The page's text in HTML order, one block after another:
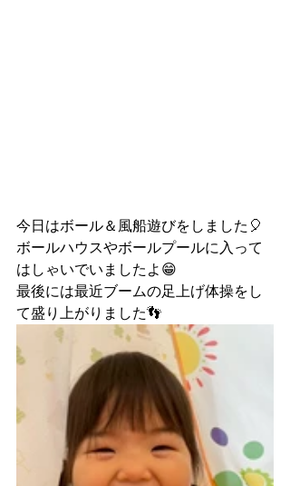
今日はボール＆風船遊びをしました🎈
ボールハウスやボールプールに入って
はしゃいでいましたよ😁
最後には最近ブームの足上げ体操をし
て盛り上がりました👣